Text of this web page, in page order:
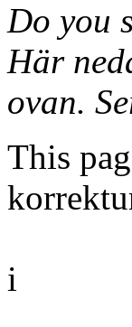
Do you
Här
ovan.
This
i